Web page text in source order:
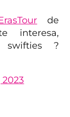
de
interesa,
swifties ?